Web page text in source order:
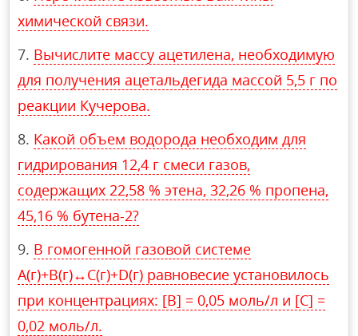
химической связи.
Вычислите массу ацетилена, необходимую
для получения ацетальдегида массой 5,5 г по
реакции Кучерова.
Какой объем водорода необходим для
гидрирования 12,4 г смеси газов,
содержащих 22,58 % этена, 32,26 % пропена,
45,16 % бутена-2?
В гомогенной газовой системе
А(г)+В(г)↔С(г)+D(г) равновесие установилось
при концентрациях: [В] = 0,05 моль/л и [С] =
0,02 моль/л.